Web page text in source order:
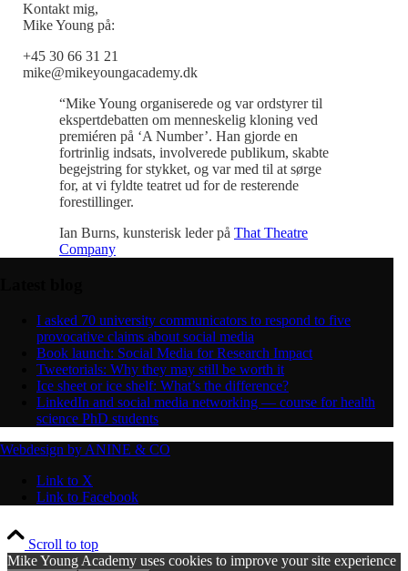
Kontakt mig,
Mike Young på:
+45 30 66 31 21
mike@mikeyoungacademy.dk
“Mike Young organiserede og var ordstyrer til
ekspertdebatten om menneskelig kloning ved
premiéren på ‘A Number’. Han gjorde en
fortrinlig indsats, involverede publikum, skabte
begejstring for stykket, og var med til at sørge
for, at vi fyldte teatret ud for de resterende
forestillinger.
Ian Burns, kunsterisk leder på That Theatre
Company
I asked 70 university communicators to respond to five
provocative claims about social media
Book launch: Social Media for Research Impact
Tweetorials: Why they may still be worth it
Ice sheet or ice shelf: What’s the difference?
LinkedIn and social media networking — course for health
science PhD students
Webdesign by ANINE & CO
Link to X
Link to Facebook
Scroll to top
Mike Young Academy uses cookies to improve your site experience